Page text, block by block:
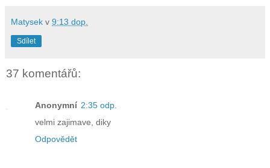
Matysek v 9:13 dop.
Sdílet
37 komentářů:
Anonymní 2:35 odp.
velmi zajimave, diky
Odpovědět